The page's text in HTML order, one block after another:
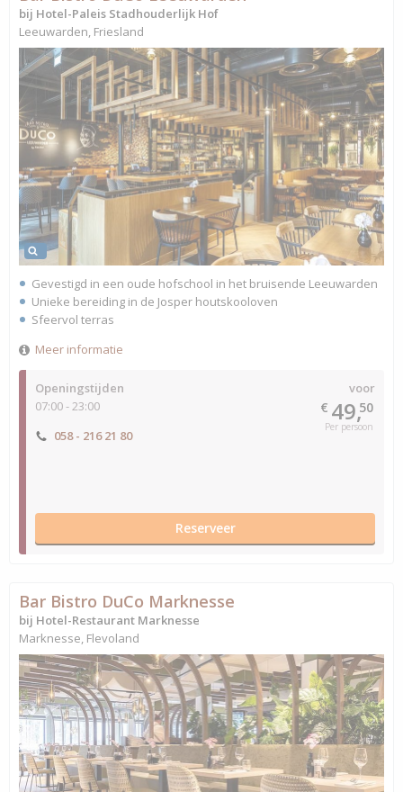
Openingstijden
07:00 - 23:00
voor
€ 49,50
Per persoon
058 - 216 21 80
Reserveer
bij Hotel-Paleis Stadhouderlijk Hof
Leeuwarden, Friesland
Gevestigd in een oude hofschool in het bruisende Leeuwarden
Unieke bereiding in de Josper houtskooloven
Sfeervol terras
Meer informatie
Bar Bistro DuCo Marknesse
bij Hotel-Restaurant Marknesse
Marknesse, Flevoland